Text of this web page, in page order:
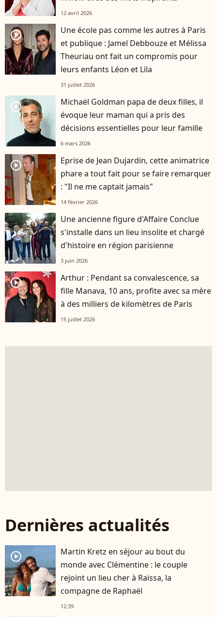
12 avril 2026
player2
Une école pas comme les autres à Paris
et publique : Jamel Debbouze et Mélissa
Theuriau ont fait un compromis pour
leurs enfants Léon et Lila
31 juillet 2026
player2
Michaël Goldman papa de deux filles, il
évoque leur maman qui a pris des
décisions essentielles pour leur famille
6 mars 2026
player2
Eprise de Jean Dujardin, cette animatrice
phare a tout fait pour se faire remarquer
: "Il ne me captait jamais"
14 février 2026
Une ancienne figure d'Affaire Conclue
s'installe dans un lieu insolite et chargé
d'histoire en région parisienne
3 juin 2026
player2
Arthur : Pendant sa convalescence, sa
fille Manava, 10 ans, profite avec sa mère
à des milliers de kilomètres de Paris
15 juillet 2026
Dernières actualités
player2
Martin Kretz en séjour au bout du
monde avec Clémentine : le couple
rejoint un lieu cher à Raïssa, la
compagne de Raphaël
12:39